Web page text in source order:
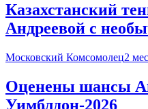
Казахстанский
Андреевой с
Московский Комсомолец2
Оценены шансы
Уимблдон-2026